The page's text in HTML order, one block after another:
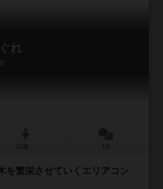
れ
を繁栄させていくエリアコン